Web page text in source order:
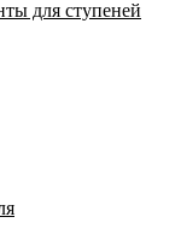
для ступеней